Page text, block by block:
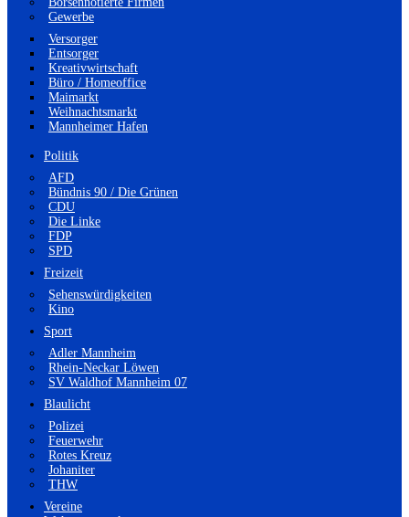
Gewerbe
Versorger
Entsorger
Kreativwirtschaft
Büro / Homeoffice
Maimarkt
Weihnachtsmarkt
Mannheimer Hafen
Politik
AFD
Bündnis 90 / Die Grünen
CDU
Die Linke
FDP
SPD
Freizeit
Sehenswürdigkeiten
Kino
Sport
Adler Mannheim
Rhein-Neckar Löwen
SV Waldhof Mannheim 07
Blaulicht
Polizei
Feuerwehr
Rotes Kreuz
Johaniter
THW
Vereine